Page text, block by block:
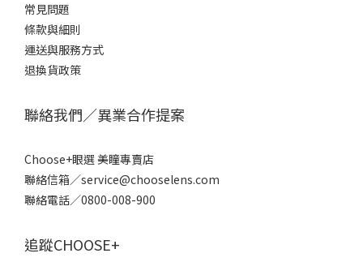
常見問題
條款與細則
運送與服務方式
退換貨政策
聯絡我們／異業合作提案
Choose+眼選 美瞳專賣店
聯絡信箱／service@chooselens.com
聯絡電話／0800-008-900
追蹤CHOOSE+